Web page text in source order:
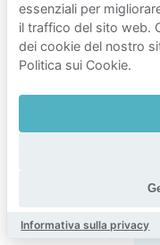
essenziali per
il traffico del sito web.
dei cookie del nostro
Politica sui Cookie.
Informativa sulla privacy